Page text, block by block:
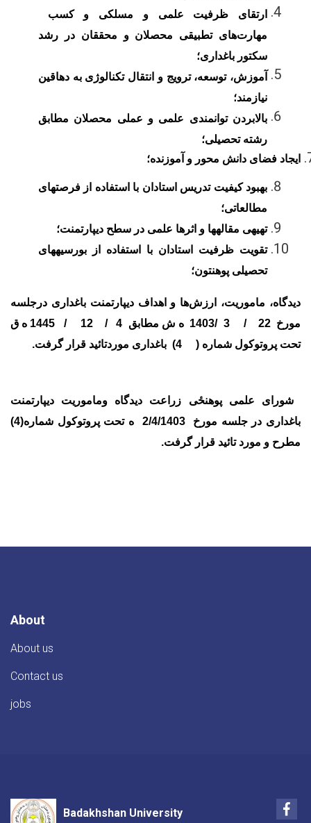
ارتقای ظرفیت علمی و مسلکی و کسب
مهارتهای تطبیقی محصلان و محققان در رشد
سکتور باغداری؛
آموزش، توسعه، ترویج و انتقال تکنالوژی به دهاقین
نیازمند؛
بالابردن توانمندی علمی و عملی محصلان مطابق
رشته تحصیلی؛
ایجاد فضای دانش محور و آموزنده؛
بهبود کیفیت تدریس استادان با استفاده از فرصت­های
مطالعاتی؛
تهیه­ی مقاله­ها و اثرها علمی در سطح دیپارتمنت؛
تقویت ظرفیت استادان با استفاده از بورسیه­های
تحصیلی پوهنتون؛
دیدگاه، ماموریت، ارزشها و اهداف دیپارتمنت باغداری درجلسه
مورخ22
/
3 /1403 ه ش مطابق 4
/
12
/ 1445 ه ق
تحت پروتوکول شماره ( 4) باغداری موردتائید قرار گرفت.
شورای علمی پوهنځی زراعت دیدگاه وماموریت دیپارتمنت
باغداری در جلسه مورخ 2/4/1403 ه تحت پروتوکول شماره(4)
مطرح و مورد تائید قرار گرفت.
About
About us
Contact us
jobs
Badakhshan University